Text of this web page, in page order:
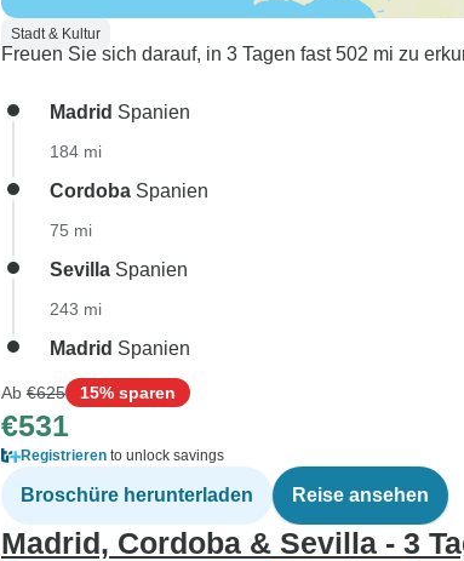
Stadt & Kultur
Freuen Sie sich darauf, in 3 Tagen fast 502 mi zu
Madrid Spanien
184 mi
Cordoba Spanien
75 mi
Sevilla Spanien
243 mi
Madrid Spanien
Ab €625 15% sparen
€531
Registrieren to unlock savings
Broschüre herunterladen Reise ansehen
Madrid, Cordoba & Sevilla - 3